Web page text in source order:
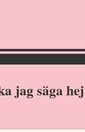
jag säga